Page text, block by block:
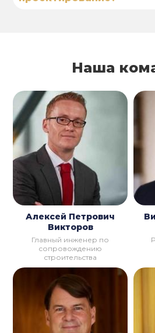
Наша
Алексей Петрович
Викторов
Главный инженер по
сопровождению
строительства